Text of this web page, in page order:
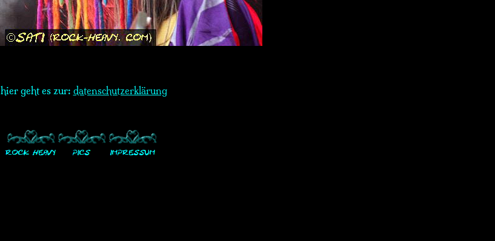
hier geht es zur: datenschutzerklärung